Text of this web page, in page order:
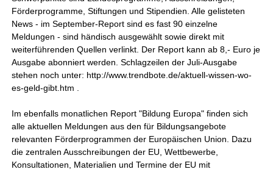
Förderprogramme, Stiftungen und Stipendien. Alle gelisteten
News - im September-Report sind es fast 90 einzelne
Meldungen - sind händisch ausgewählt sowie direkt mit
weiterführenden Quellen verlinkt. Der Report kann ab 8,- Euro je
Ausgabe abonniert werden. Schlagzeilen der Juli-Ausgabe
stehen noch unter: http://www.trendbote.de/aktuell-wissen-wo-
es-geld-gibt.htm .
Im ebenfalls monatlichen Report "Bildung Europa" finden sich
alle aktuellen Meldungen aus den für Bildungsangebote
relevanten Förderprogrammen der Europäischen Union. Dazu
die zentralen Ausschreibungen der EU, Wettbewerbe,
Konsultationen, Materialien und Termine der EU mit